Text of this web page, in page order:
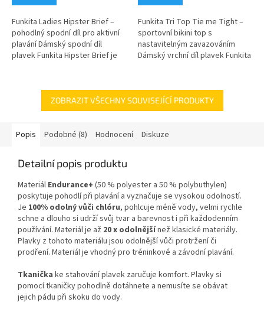
Funkita Ladies Hipster Brief –
pohodlný spodní díl pro aktivní
plavání Dámský spodní díl
plavek Funkita Hipster Brief je
Funkita Tri Top Tie me Tight –
sportovní bikini top s
nastavitelným zavazováním
Dámský vrchní díl plavek Funkita
ZOBRAZIT VŠECHNY SOUVISEJÍCÍ PRODUKTY
Popis Podobné (8) Hodnocení Diskuze
Detailní popis produktu
Materiál Endurance+ (50 % polyester a 50 % polybuthylen)
poskytuje pohodlí při plavání a vyznačuje se vysokou odolností.
Je 100% odolný vůči chlóru, pohlcuje méně vody, velmi rychle
schne a dlouho si udrží svůj tvar a barevnost i při každodenním
používání. Materiál je až 20 x odolnějšínež klasické materiály.
Plavky z tohoto materiálu jsou odolnější vůči protržení či
prodření. Materiál je vhodný pro tréninkové a závodní plavání.
Tkanička ke stahování plavek zaručuje komfort. Plavky si
pomocí tkaničky pohodlně dotáhnete a nemusíte se obávat
jejich pádu při skoku do vody.